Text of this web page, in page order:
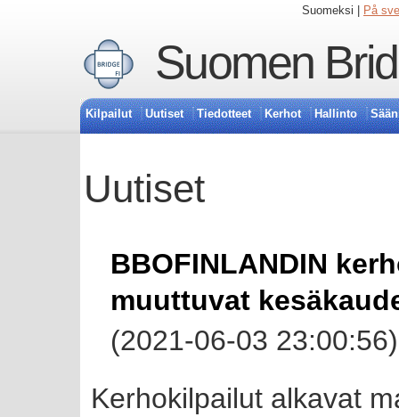
Suomeksi | På
Suomen
Kilpailut Uutiset Tiedotteet Kerhot Hallinto
Uutiset
BBOFINLANDIN
muuttuvat
(2021-06-03 23:00:56)
Kerhokilpailut alkavat